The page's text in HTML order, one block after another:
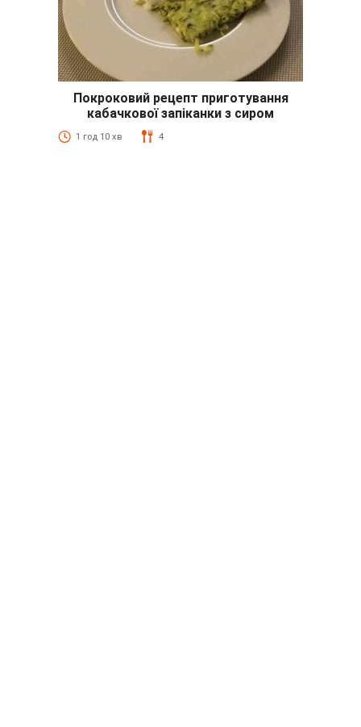
Покроковий рецепт приготування
кабачкової запіканки з сиром
1 год 10 хв 4